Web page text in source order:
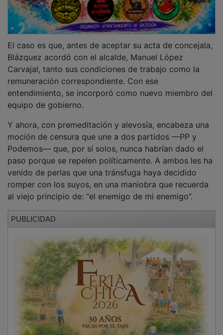
PUBLICIDAD
Blázquez tendrá que explicar también cómo piensa
gobernar junto a un partido de derechas alguien que
se declara de izquierdas, cuando sus planteamientos
políticos son, en teoría, abiertamente incompatibles.
Por no hablar de los representantes de Podemos,
inflexibles e intransigentes, que en ningún momento
han querido negociar con los socialistas pese a las